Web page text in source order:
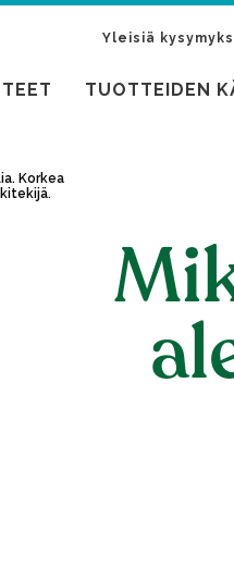
Yleisiä
Korkea
TUOTTEIDEN